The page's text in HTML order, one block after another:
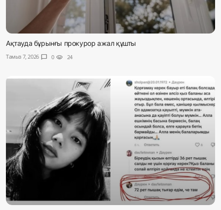
Ақтауда бұрынғы прокурор ажал құшты
Тамыз 7, 2026 chat_bubble 0 visibility 24